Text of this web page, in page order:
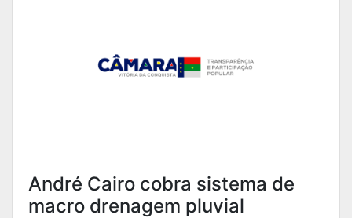
André Cairo cobra sistema de
macro drenagem pluvial